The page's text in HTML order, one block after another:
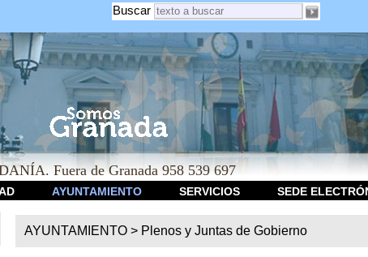
Buscar
Fuera de Granada 958 539 697
AYUNTAMIENTO SERVICIOS SEDE
AYUNTAMIENTO > Plenos y Juntas de Gobierno